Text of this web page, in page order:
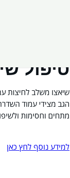
טיפול
שיאצו משלב לחיצות
הגב מצידי עמוד
מתחים וחסימות
למידע נוסף לחץ כאן